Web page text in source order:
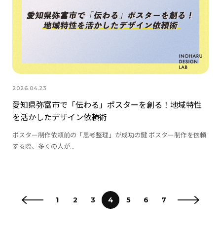
2026.04.23
愛知県弥富市で「伝わる」ポスターを創る！地域特性
を活かしたデザイン依頼術
ポスター制作依頼前の「思考整理」が成功の鍵 ポスター制作を依頼
する際、多くの人が...
1 2 3 4 5 6 7